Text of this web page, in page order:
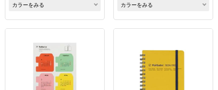
カラーをみる カラーをみる